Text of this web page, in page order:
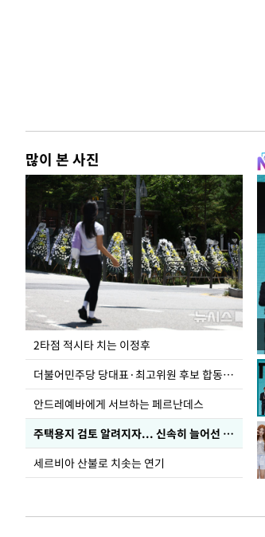
많이 본 사진
2타점 적시타 치는 이정후
더불어민주당 당대표·최고위원 후보 합동연설회
안드레예바에게 서브하는 페르난데스
주택용지 검토 알려지자... 신속히 늘어선 '근조화환'
세르비아 산불로 치솟는 연기